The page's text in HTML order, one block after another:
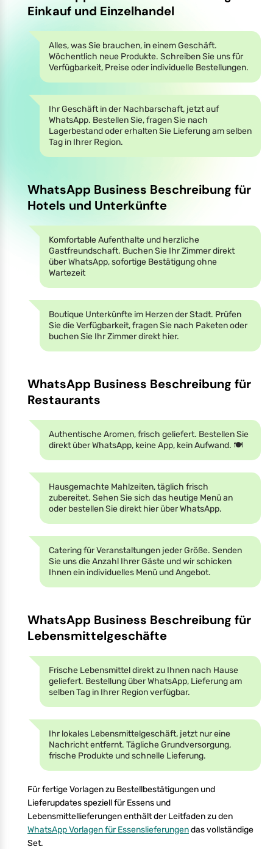
Einkauf und Einzelhandel
Alles, was Sie brauchen, in einem Geschäft.
Wöchentlich neue Produkte. Schreiben Sie uns für
Verfügbarkeit, Preise oder individuelle Bestellungen.
Ihr Geschäft in der Nachbarschaft, jetzt auf
WhatsApp. Bestellen Sie, fragen Sie nach
Lagerbestand oder erhalten Sie Lieferung am selben
Tag in Ihrer Region.
WhatsApp Business Beschreibung für
Hotels und Unterkünfte
Komfortable Aufenthalte und herzliche
Gastfreundschaft. Buchen Sie Ihr Zimmer direkt
über WhatsApp, sofortige Bestätigung ohne
Wartezeit
Boutique Unterkünfte im Herzen der Stadt. Prüfen
Sie die Verfügbarkeit, fragen Sie nach Paketen oder
buchen Sie Ihr Zimmer direkt hier.
WhatsApp Business Beschreibung für
Restaurants
Authentische Aromen, frisch geliefert. Bestellen Sie
direkt über WhatsApp, keine App, kein Aufwand. 🍽️
Hausgemachte Mahlzeiten, täglich frisch
zubereitet. Sehen Sie sich das heutige Menü an
oder bestellen Sie direkt hier über WhatsApp.
Catering für Veranstaltungen jeder Größe. Senden
Sie uns die Anzahl Ihrer Gäste und wir schicken
Ihnen ein individuelles Menü und Angebot.
WhatsApp Business Beschreibung für
Lebensmittelgeschäfte
Frische Lebensmittel direkt zu Ihnen nach Hause
geliefert. Bestellung über WhatsApp, Lieferung am
selben Tag in Ihrer Region verfügbar.
Ihr lokales Lebensmittelgeschäft, jetzt nur eine
Nachricht entfernt. Tägliche Grundversorgung,
frische Produkte und schnelle Lieferung.
Für fertige Vorlagen zu Bestellbestätigungen und
Lieferupdates speziell für Essens und
Lebensmittellieferungen enthält der Leitfaden zu den
WhatsApp Vorlagen für Essenslieferungendas vollständige
Set.